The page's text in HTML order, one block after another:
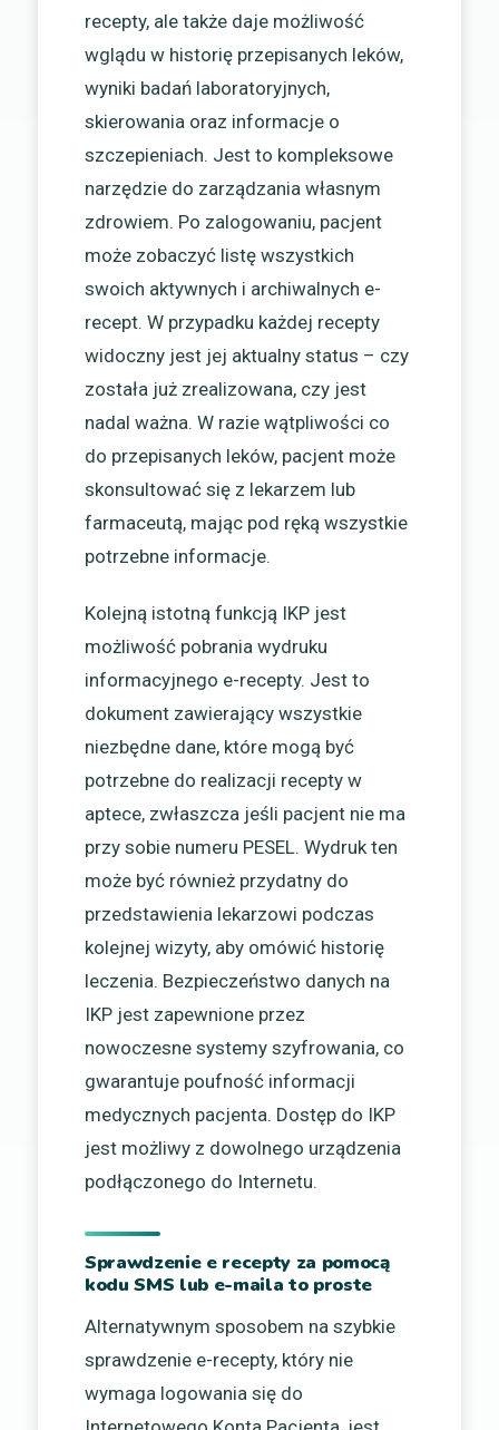
recepty, ale także daje możliwość
wglądu w historię przepisanych leków,
wyniki badań laboratoryjnych,
skierowania oraz informacje o
szczepieniach. Jest to kompleksowe
narzędzie do zarządzania własnym
zdrowiem. Po zalogowaniu, pacjent
może zobaczyć listę wszystkich
swoich aktywnych i archiwalnych e-
recept. W przypadku każdej recepty
widoczny jest jej aktualny status – czy
została już zrealizowana, czy jest
nadal ważna. W razie wątpliwości co
do przepisanych leków, pacjent może
skonsultować się z lekarzem lub
farmaceutą, mając pod ręką wszystkie
potrzebne informacje.
Kolejną istotną funkcją IKP jest
możliwość pobrania wydruku
informacyjnego e-recepty. Jest to
dokument zawierający wszystkie
niezbędne dane, które mogą być
potrzebne do realizacji recepty w
aptece, zwłaszcza jeśli pacjent nie ma
przy sobie numeru PESEL. Wydruk ten
może być również przydatny do
przedstawienia lekarzowi podczas
kolejnej wizyty, aby omówić historię
leczenia. Bezpieczeństwo danych na
IKP jest zapewnione przez
nowoczesne systemy szyfrowania, co
gwarantuje poufność informacji
medycznych pacjenta. Dostęp do IKP
jest możliwy z dowolnego urządzenia
podłączonego do Internetu.
Sprawdzenie e recepty za pomocą
kodu SMS lub e-maila to proste
Alternatywnym sposobem na szybkie
sprawdzenie e-recepty, który nie
wymaga logowania się do